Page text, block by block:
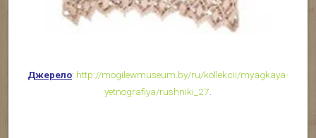
Джерело: http://mogilewmuseum.by/ru/kollekcii/myagkaya-
yetnografiya/rushniki_27